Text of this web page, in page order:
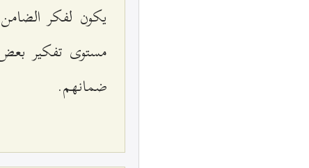
يكون لفكر
مستوى تفكير بعض
ضمانهم.